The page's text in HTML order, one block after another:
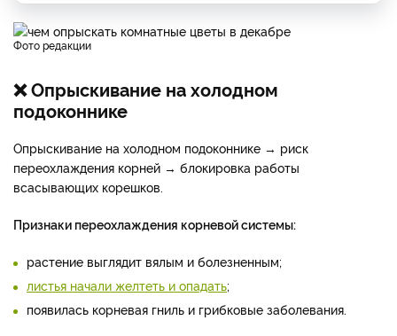
фото редакции
❌ Опрыскивание на холодном
подоконнике
Опрыскивание на холодном подоконнике → риск
переохлаждения корней → блокировка работы
всасывающих корешков.
Признаки переохлаждения корневой системы:
растение выглядит вялым и болезненным;
листья начали желтеть и опадать;
появилась корневая гниль и грибковые заболевания.